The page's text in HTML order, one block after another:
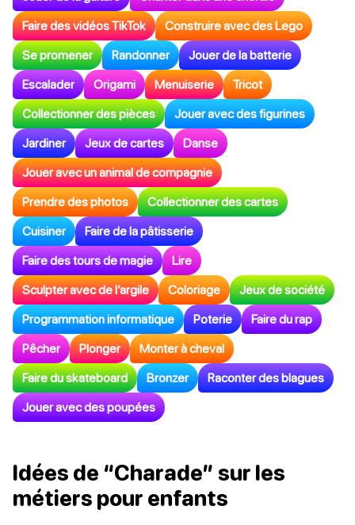
Faire des vidéos TikTok Construire avec des Lego
Se promener Randonner Jouer de la batterie
Escalader Origami Menuiserie Tricot
Collectionner des pièces Jouer avec des figurines
Jardiner Jeux de cartes Danse
Jouer avec un animal de compagnie
Prendre des photos Collectionner des cartes
Cuisiner Faire de la pâtisserie
Faire des tours de magie Lire
Sculpter avec de l’argile Coloriage Jeux de société
Programmation informatique Poterie Faire du rap
Pêcher Plonger Monter à cheval
Faire du skateboard Bronzer Raconter des blagues
Jouer avec des poupées
Idées de “Charade” sur les
métiers pour enfants